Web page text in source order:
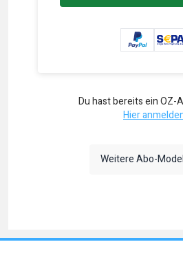
Du hast bereits ein OZ-
Hier
Weitere Abo-